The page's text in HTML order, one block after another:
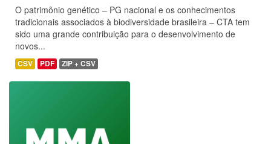
O patrimônio genético – PG nacional e os conhecimentos
tradicionais associados à biodiversidade brasileira – CTA tem
sido uma grande contribuição para o desenvolvimento de
novos...
CSV PDF ZIP + CSV